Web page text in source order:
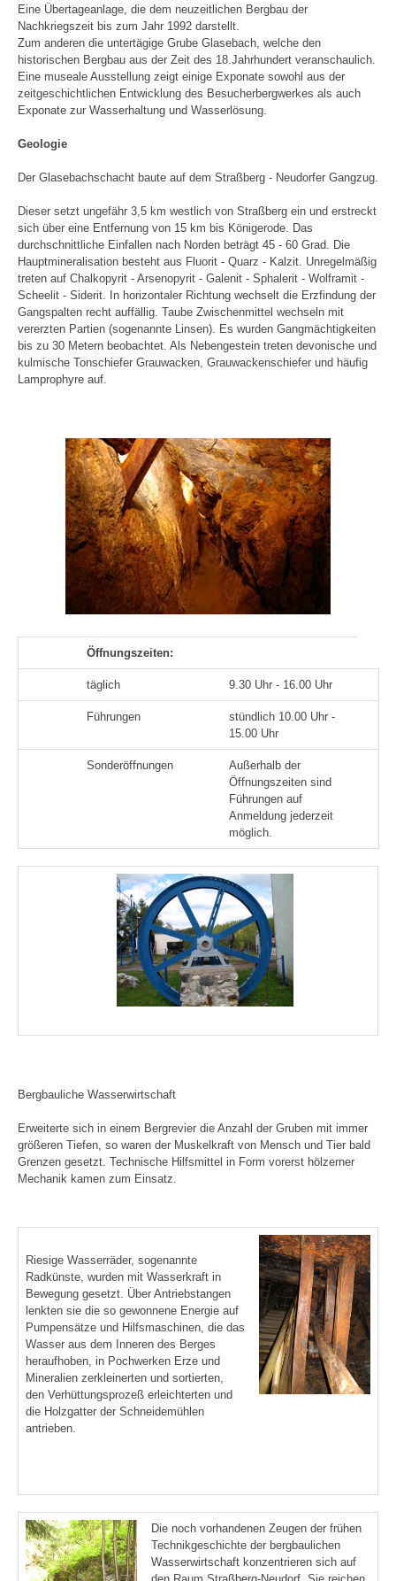
Eine Übertageanlage, die dem neuzeitlichen Bergbau der
Nachkriegszeit bis zum Jahr 1992 darstellt.
Zum anderen die untertägige Grube Glasebach, welche den
historischen Bergbau aus der Zeit des 18.Jahrhundert veranschaulich.
Eine museale Ausstellung zeigt einige Exponate sowohl aus der
zeitgeschichtlichen Entwicklung des Besucherbergwerkes als auch
Exponate zur Wasserhaltung und Wasserlösung.
Geologie
Der Glasebachschacht baute auf dem Straßberg - Neudorfer Gangzug.
Dieser setzt ungefähr 3,5 km westlich von Straßberg ein und erstreckt
sich über eine Entfernung von 15 km bis Königerode. Das
durchschnittliche Einfallen nach Norden beträgt 45 - 60 Grad. Die
Hauptmineralisation besteht aus Fluorit - Quarz - Kalzit. Unregelmäßig
treten auf Chalkopyrit - Arsenopyrit - Galenit - Sphalerit - Wolframit -
Scheelit - Siderit. In horizontaler Richtung wechselt die Erzfindung der
Gangspalten recht auffällig. Taube Zwischenmittel wechseln mit
vererzten Partien (sogenannte Linsen). Es wurden Gangmächtigkeiten
bis zu 30 Metern beobachtet. Als Nebengestein treten devonische und
kulmische Tonschiefer Grauwacken, Grauwackenschiefer und häufig
Lamprophyre auf.
Öffnungszeiten:
täglich 9.30 Uhr - 16.00 Uhr
Führungen
stündlich 10.00 Uhr -
15.00 Uhr
Sonderöffnungen
Außerhalb der
Öffnungszeiten sind
Führungen auf
Anmeldung jederzeit
möglich.
Bergbauliche Wasserwirtschaft
Erweiterte sich in einem Bergrevier die Anzahl der Gruben mit immer
größeren Tiefen, so waren der Muskelkraft von Mensch und Tier bald
Grenzen gesetzt. Technische Hilfsmittel in Form vorerst hölzerner
Mechanik kamen zum Einsatz.
Riesige Wasserräder, sogenannte
Radkünste, wurden mit Wasserkraft in
Bewegung gesetzt. Über Antriebstangen
lenkten sie die so gewonnene Energie auf
Pumpensätze und Hilfsmaschinen, die das
Wasser aus dem Inneren des Berges
heraufhoben, in Pochwerken Erze und
Mineralien zerkleinerten und sortierten,
den Verhüttungsprozeß erleichterten und
die Holzgatter der Schneidemühlen
antrieben.
Die noch vorhandenen Zeugen der frühen
Technikgeschichte der bergbaulichen
Wasserwirtschaft konzentrieren sich auf